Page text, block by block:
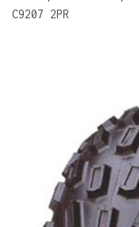
C9207 2PR